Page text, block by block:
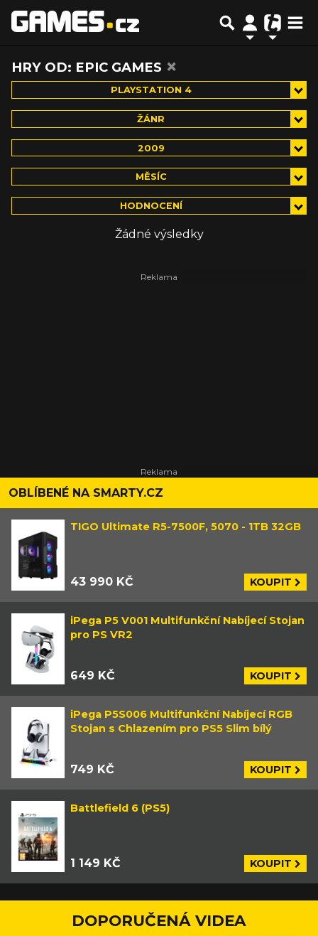
HRY OD: EPIC GAMES ×
PLAYSTATION 4
ŽÁNR
2009
MĚSÍC
HODNOCENÍ
Žádné výsledky
OBLÍBENÉ NA SMARTY.CZ
TIGO Ultimate R5-7500F, 5070 - 1TB 32GB
43 990 KČ KOUPIT
iPega P5 V001 Multifunkční Nabíjecí Stojan
pro PS VR2
649 KČ KOUPIT
iPega P5S006 Multifunkční Nabíjecí RGB
Stojan s Chlazením pro PS5 Slim bílý
749 KČ KOUPIT
Battlefield 6 (PS5)
1 149 KČ KOUPIT
DOPORUČENÁ VIDEA